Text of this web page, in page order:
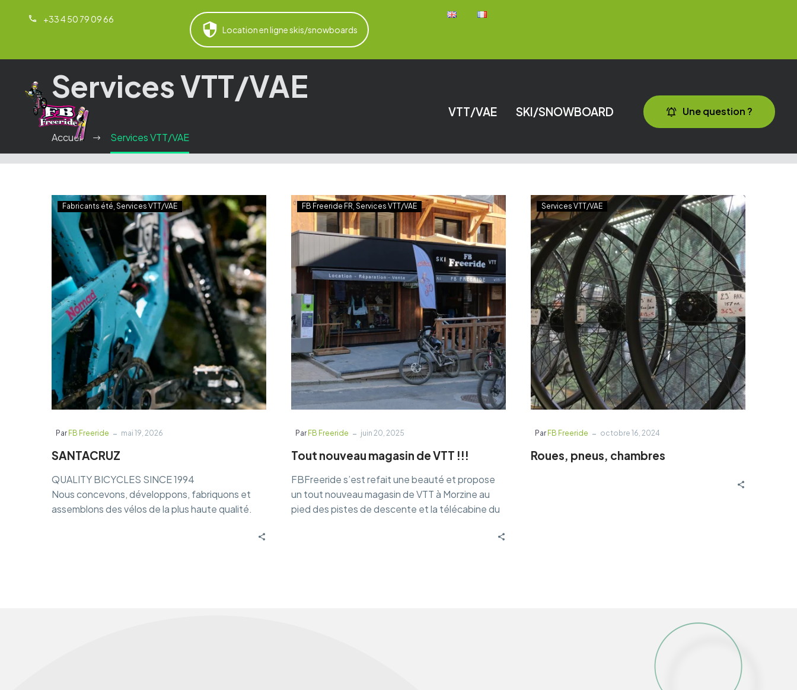
+33 4 50 79 09 66
Location en ligne skis/snowboards
VTT/VAE SKI/SNOWBOARD Une question ?
Services VTT/VAE
Accueil Services VTT/VAE
Fabricants été Services VTT/VAE
Par FB Freeride - mai 19, 2026
SANTACRUZ
QUALITY BICYCLES SINCE 1994
Nous concevons, développons, fabriquons et
assemblons des vélos de la plus haute qualité.
descentes en bike park, de repousser vos limites
FB Freeride FR Services VTT/VAE
Par FB Freeride - juin 20, 2025
Tout nouveau magasin de VTT !!!
FBFreeride s’est refait une beauté et propose
un tout nouveau magasin de VTT à Morzine au
pied des pistes de descente et la télécabine du
Services VTT/VAE
Par FB Freeride - octobre 16, 2024
Roues, pneus, chambres